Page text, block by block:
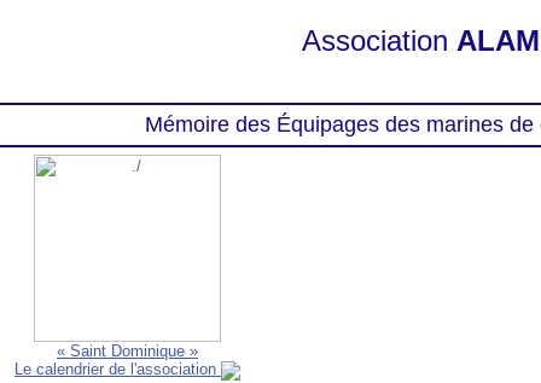
Association
Mémoire des Équipages des marines
« Saint Dominique »
Le calendrier de l'association